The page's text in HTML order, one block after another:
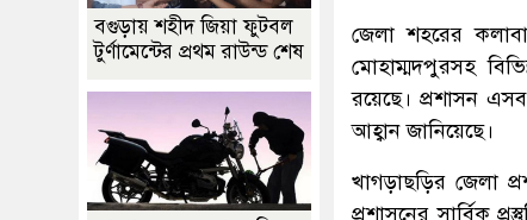
জেলা শহরের
মোহাম্মদপুরসহ
রয়েছে। প্রশাসন
আহ্বান জানিয়েছে।
খাগড়াছড়ির জেলা
প্রশাসনের সার্বিক
বগুড়ায় শহীদ জিয়া ফুটবল
টুর্ণামেন্টের প্রথম রাউন্ড শেষ